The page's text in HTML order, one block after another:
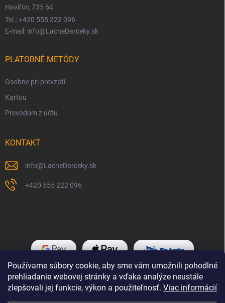
Používame súbory cookie, aby sme vám umožnili pohodlné
prehliadanie webovej stránky a vďaka analýze neustále
zlepšovali jej funkcie, výkon a použiteľnosť. Viac informácií
Havířov, 735 64
Tel.: +420 555 222 096
E-mail: info@LacneDarceky.sk
PLATOBNÉ METÓDY
Osobne pri prevzatí
Kartou
Prevodom z účtu
KONTAKT
info@LacneDarceky.sk
+420 555 222 096